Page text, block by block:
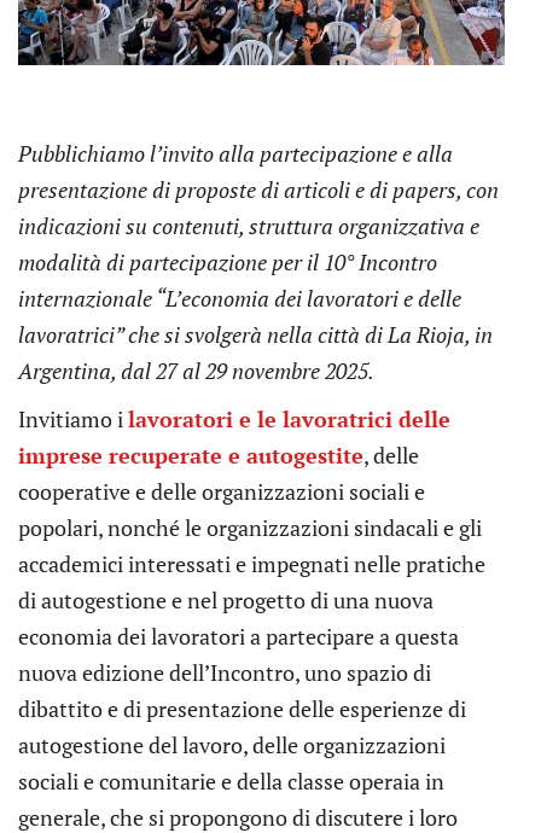
Pubblichiamo l’invito alla partecipazione e alla
presentazione di proposte di articoli e di papers, con
indicazioni su contenuti, struttura organizzativa e
modalità di partecipazione per il 10° Incontro
internazionale “L’economia dei lavoratori e delle
lavoratrici” che si svolgerà nella città di La Rioja, in
Argentina, dal 27 al 29 novembre 2025.
Invitiamo ilavoratori e le lavoratrici delle
imprese recuperate e autogestite, delle
cooperative e delle organizzazioni sociali e
popolari, nonché le organizzazioni sindacali e gli
accademici interessati e impegnati nelle pratiche
di autogestione e nel progetto di una nuova
economia dei lavoratori a partecipare a questa
nuova edizione dell’Incontro, uno spazio di
dibattito e di presentazione delle esperienze di
autogestione del lavoro, delle organizzazioni
sociali e comunitarie e della classe operaia in
generale, che si propongono di discutere i loro